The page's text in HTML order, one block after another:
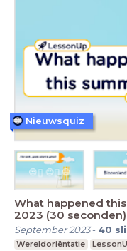
What happened
2023 (30 seconden)
September 2023- 40
Wereldoriëntatie
Nieuwsquiz